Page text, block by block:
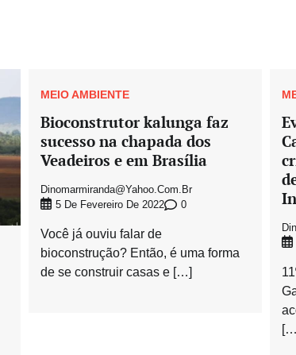
MEIO AMBIENTE
Bioconstrutor kalunga faz
sucesso na chapada dos
Veadeiros e em Brasília
Dinomarmiranda@yahoo.com.br
5 De Fevereiro De 2022
0
Você já ouviu falar de
bioconstrução? Então, é uma forma
de se construir casas e […]